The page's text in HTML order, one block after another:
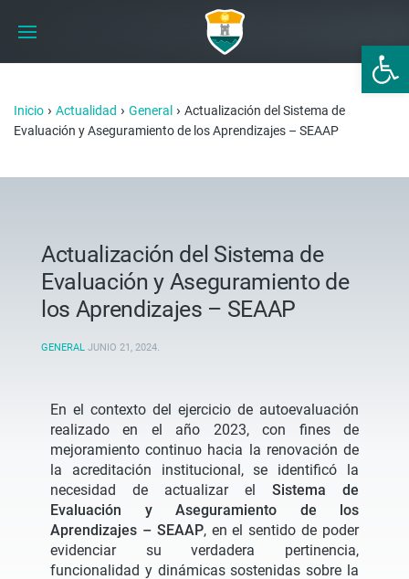
Abrir
Inicio › Actualidad › General › Actualización del Sistema de
Evaluación y Aseguramiento de los Aprendizajes – SEAAP
Actualización del Sistema de
Evaluación y Aseguramiento de
los Aprendizajes – SEAAP
GENERAL JUNIO 21, 2024.
En el contexto del ejercicio de autoevaluación
realizado en el año 2023, con fines de
mejoramiento continuo hacia la renovación de
la acreditación institucional, se identificó la
necesidad de actualizar el Sistema de
Evaluación y Aseguramiento de los
Aprendizajes – SEAAP, en el sentido de poder
evidenciar su verdadera pertinencia,
funcionalidad y dinámicas sostenidas sobre la